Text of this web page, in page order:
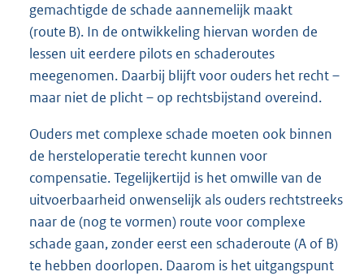
gemachtigde de schade aannemelijk maakt
(route B). In de ontwikkeling hiervan worden de
lessen uit eerdere pilots en schaderoutes
meegenomen. Daarbij blijft voor ouders het recht –
maar niet de plicht – op rechtsbijstand overeind.
Ouders met complexe schade moeten ook binnen
de hersteloperatie terecht kunnen voor
compensatie. Tegelijkertijd is het omwille van de
uitvoerbaarheid onwenselijk als ouders rechtstreeks
naar de (nog te vormen) route voor complexe
schade gaan, zonder eerst een schaderoute (A of B)
te hebben doorlopen. Daarom is het uitgangspunt